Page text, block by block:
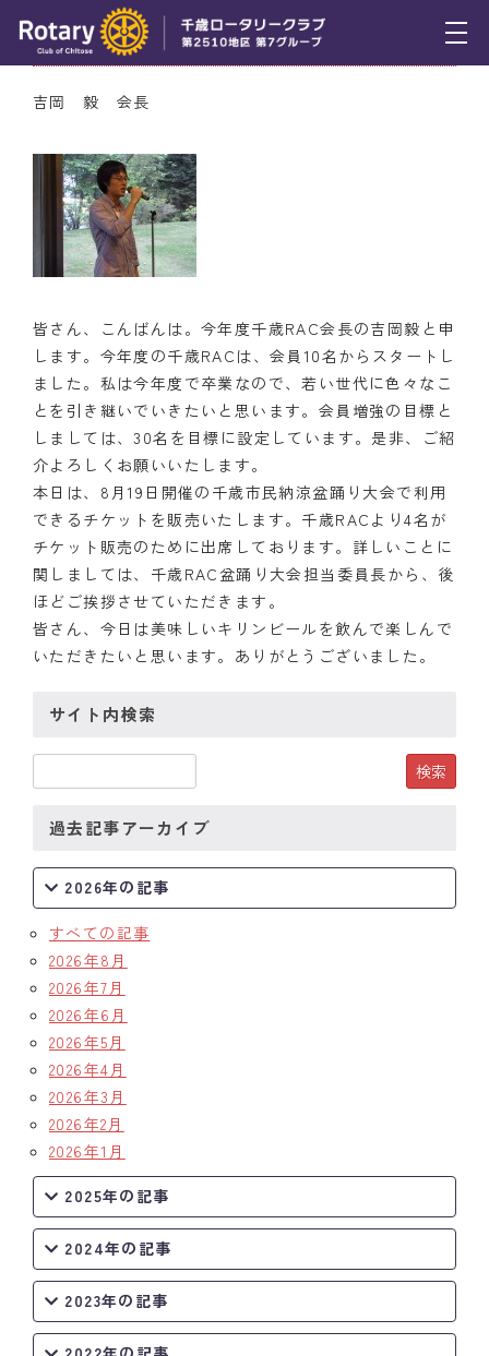
トピックス
活動報告
理事会報告
年間プログラム
木曜会
組織図
クラブのあゆみ
クラブの歴史
歴代会長・幹事
記念誌
例会場・事務局の案内
情報公開
入会のご案内
7月21日（木） 千歳RAC会長挨拶
吉岡 毅 会長
皆さん、こんばんは。 今年度千歳RAC会長の吉岡毅と申
します。 今年度の千歳RACは、会員10名からスタートし
ました。 私は今年度で卒業なので、若い世代に色々なこ
とを引き継いでいきたいと思います。 会員増強の目標と
しましては、30名を目標に設定しています。 是非、ご紹
介よろしくお願いいたします。
本日は、8月19日開催の千歳市民納涼盆踊り大会で利用
できるチケットを販売いたします。千歳RACより4名が
チケット販売のために出席しております。 詳しいことに
関しましては、千歳RAC盆踊り大会担当委員長から、 後
ほどご挨拶させていただきます。
皆さん、 今日は美味しいキリンビールを飲んで楽しんで
いただきたいと思い ます。ありがとうございました。
サイト内検索
過去記事アーカイブ
2026年の記事
すべての記事
2026年8月
2026年7月
2026年6月
2026年5月
2026年4月
2026年3月
2026年2月
2026年1月
2025年の記事
2024年の記事
2023年の記事